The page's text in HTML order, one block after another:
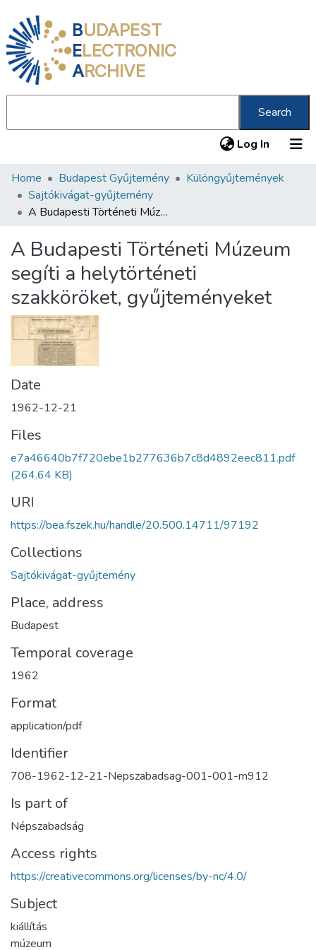
BUDAPEST
ELECTRONIC
ARCHIVE
Search
Log In (current)
Communities & Collections
All of DSpace
About us
Home Budapest Gyűjtemény
Különgyűjtemények
Sajtókivágat-gyűjtemény
A Budapesti Történeti Múzeum segíti a helytörténeti szakköröket, gyűjteményeket
A Budapesti Történeti Múzeum
segíti a helytörténeti
szakköröket, gyűjteményeket
Date
1962-12-21
Files
e7a46640b7f720ebe1b277636b7c8d4892eec811.pdf
(264.64 KB)
URI
https://bea.fszek.hu/handle/20.500.14711/97192
Collections
Sajtókivágat-gyűjtemény
Place, address
Budapest
Temporal coverage
1962
Format
application/pdf
Identifier
708-1962-12-21-Nepszabadsag-001-001-m912
Is part of
Népszabadság
Access rights
https://creativecommons.org/licenses/by-nc/4.0/
Subject
kiállítás
múzeum